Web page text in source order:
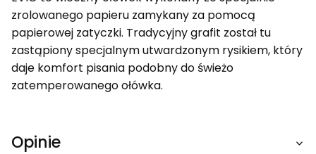
zrolowanego papieru zamykany za pomocą
papierowej zatyczki. Tradycyjny grafit został tu
zastąpiony specjalnym utwardzonym rysikiem, który
daje komfort pisania podobny do świeżo
zatemperowanego ołówka.
Opinie